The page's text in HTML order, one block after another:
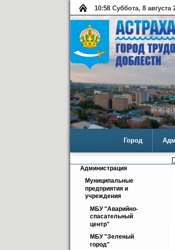
10:58 Суббота, 8 августа
Город
Администрация
Муниципальные
предприятия и
учреждения
МБУ "Аварийно-
спасательный
центр"
МБУ "Зеленый
город"